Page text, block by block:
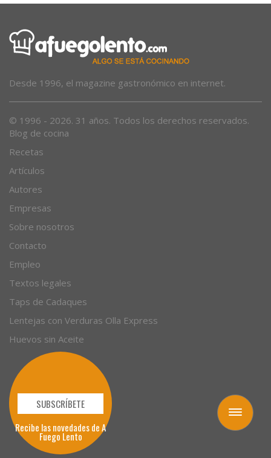
Toggle
navigation
Desde 1996, el magazine gastronómico en internet.
© 1996 - 2026. 31 años. Todos los derechos reservados.
Blog de cocina
Recetas
Artículos
Autores
Empresas
Sobre nosotros
Contacto
Empleo
Textos legales
Taps de Cadaques
Lentejas con Verduras Olla Express
Huevos sin Aceite
SUBSCRÍBETE
Recibe las novedades de A
Fuego Lento